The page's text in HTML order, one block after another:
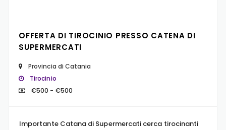
OFFERTA DI TIROCINIO PRESSO CATENA DI
SUPERMERCATI
Provincia di Catania
Tirocinio
€500 - €500
Importante Catana di Supermercati cerca tirocinanti